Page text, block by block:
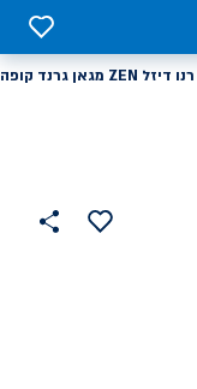
0
רנו דיזל ZEN מגאן גרנד קופה
הוסף
למועדפים